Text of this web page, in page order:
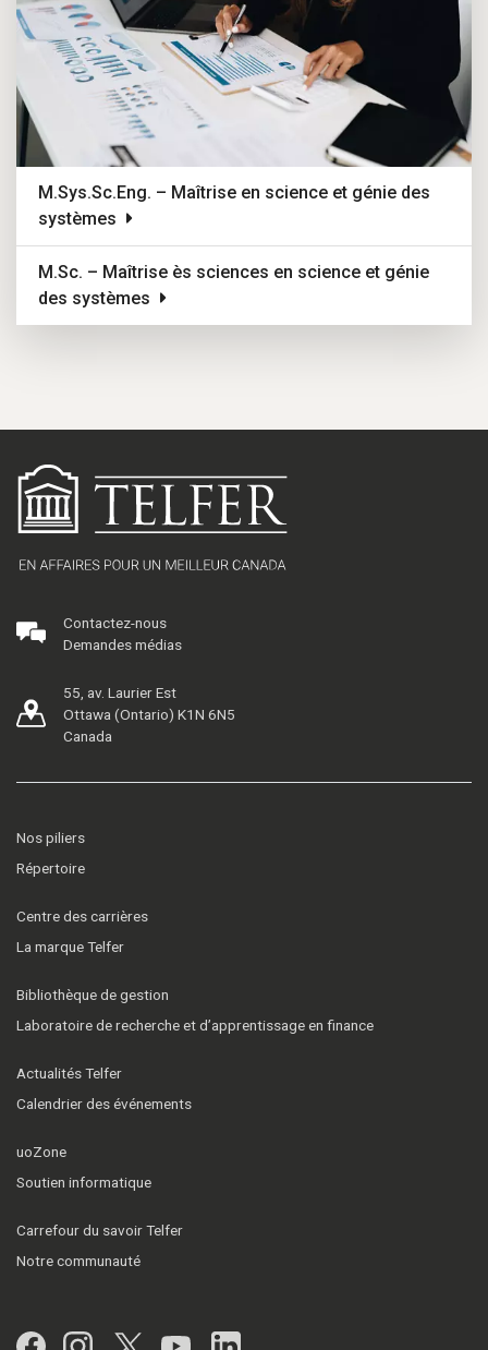
M.Sys.Sc.Eng. – Maîtrise en science et génie des
systèmes
M.Sc. – Maîtrise ès sciences en science et génie
des systèmes
Contactez-nous
Demandes médias
55, av. Laurier Est
Ottawa (Ontario) K1N 6N5
Canada
Nos piliers
Répertoire
Centre des carrières
La marque Telfer
Bibliothèque de gestion
Laboratoire de recherche et d’apprentissage en finance
Actualités Telfer
Calendrier des événements
uoZone
Soutien informatique
Carrefour du savoir Telfer
Notre communauté